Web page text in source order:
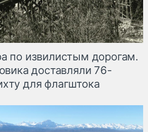
по извилистым дорогам.
доставляли 76-
для флагштока